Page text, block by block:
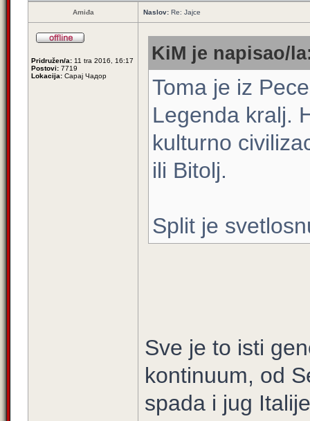
Amiđa Naslov: Re: Jajce
Pridružen/a: 11 tra 2016, 16:17
Postovi: 7719
Lokacija: Сарај Чадор
KiM je napisao/
Toma je iz
Legenda kralj.
kulturno
ili Bitolj.
Split je
Sve je to isti
kontinuum, od
spada i jug